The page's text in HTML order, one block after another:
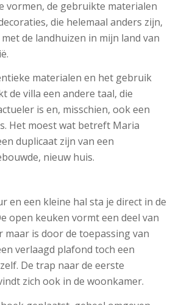
vormen, de gebruikte materialen
die helemaal anders zijn,
de landhuizen in mijn land van
materialen en het gebruik
de villa een andere taal, die
is en, misschien, ook een
Het moest wat betreft Maria
duplicaat zijn van een
nieuw huis.
en een kleine hal sta je direct in de
open keuken vormt een deel van
maar is door de toepassing van
verlaagd plafond toch een
De trap naar de eerste
zich ook in de woonkamer.